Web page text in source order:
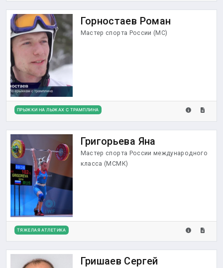
Горностаев Роман
Мастер спорта России (МС)
ПРЫЖКИ НА ЛЫЖАХ С ТРАМПЛИНА
Григорьева Яна
Мастер спорта России международного
класса (МСМК)
ТЯЖЕЛАЯ АТЛЕТИКА
Гришаев Сергей